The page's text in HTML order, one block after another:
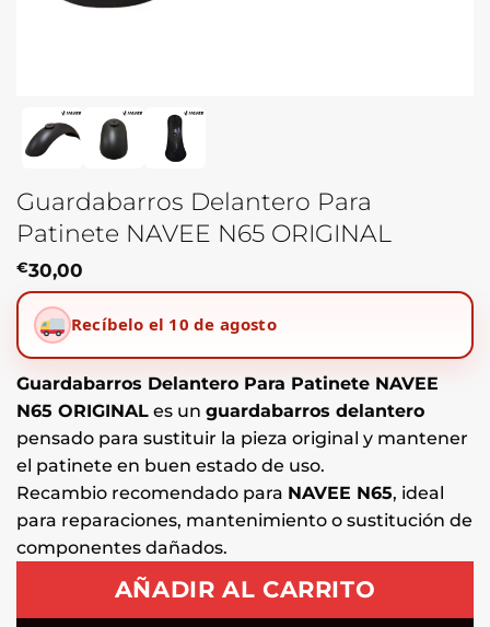
Guardabarros Delantero Para
Patinete NAVEE N65 ORIGINAL
€30,00
Recíbelo el 10 de agosto
Guardabarros Delantero Para Patinete NAVEE
N65 ORIGINAL es un guardabarros delantero
pensado para sustituir la pieza original y mantener
el patinete en buen estado de uso.
Recambio recomendado para NAVEE N65, ideal
para reparaciones, mantenimiento o sustitución de
componentes dañados.
AÑADIR AL CARRITO